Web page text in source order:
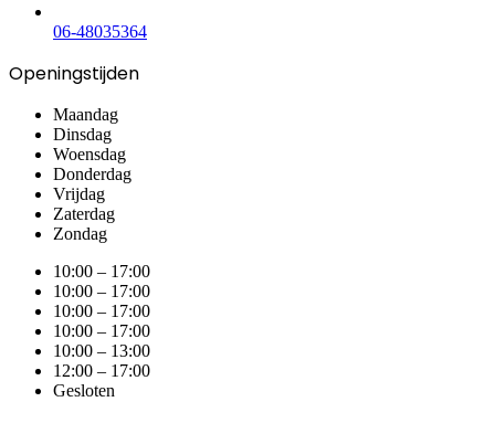
06-48035364
Openingstijden
Maandag
Dinsdag
Woensdag
Donderdag
Vrijdag
Zaterdag
Zondag
10:00 – 17:00
10:00 – 17:00
10:00 – 17:00
10:00 – 17:00
10:00 – 13:00
12:00 – 17:00
Gesloten